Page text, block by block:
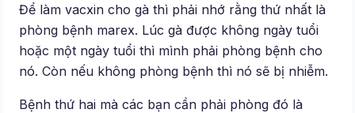
Để làm vacxin cho gà thì phải nhớ rằng thứ nhất là
phòng bệnh marex. Lúc gà được không ngày tuổi
hoặc một ngày tuổi thì mình phải phòng bệnh cho
nó. Còn nếu không phòng bệnh thì nó sẽ bị nhiễm.
Bệnh thứ hai mà các bạn cần phải phòng đó là